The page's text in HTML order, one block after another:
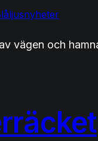
vägen och